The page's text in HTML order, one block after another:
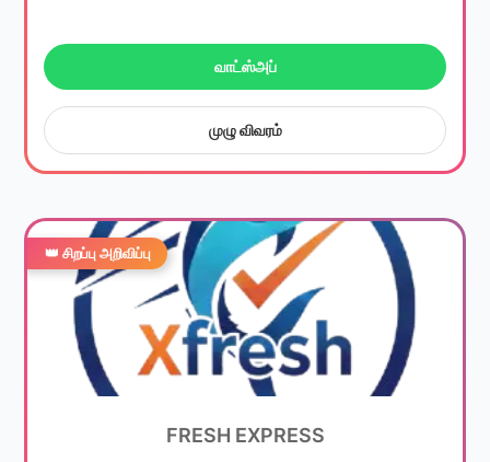
வாட்ஸ்அப்
முழு விவரம்
👑 சிறப்பு அறிவிப்பு
FRESH EXPRESS